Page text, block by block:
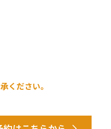
ください。